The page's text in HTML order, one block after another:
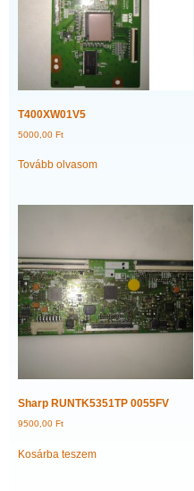
T400XW01V5
5000,00 Ft
Tovább olvasom
Sharp RUNTK5351TP 0055FV
9500,00 Ft
Kosárba teszem